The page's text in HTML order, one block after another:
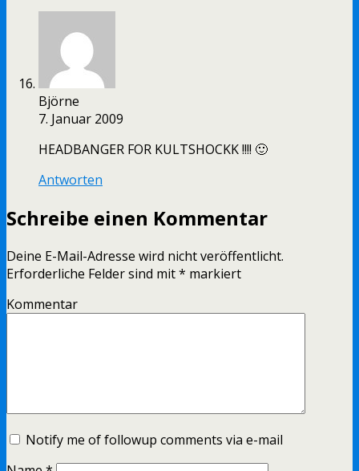
Björne
7. Januar 2009
HEADBANGER FOR KULTSHOCKK !!!! 🙂
Antworten
Schreibe einen Kommentar
Deine E-Mail-Adresse wird nicht veröffentlicht.
Erforderliche Felder sind mit* markiert
Kommentar
Notify me of followup comments via e-mail